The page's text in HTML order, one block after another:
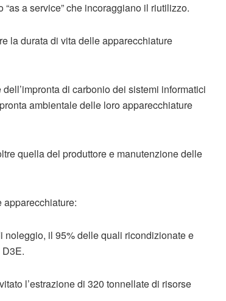
a service” che incoraggiano il riutilizzo.
la durata di vita delle apparecchiature
di carbonio dei sistemi informatici
ambientale delle loro apparecchiature
quella del produttore e manutenzione delle
noleggio, il 95% delle quali ricondizionate e
l’estrazione di 320 tonnellate di risorse